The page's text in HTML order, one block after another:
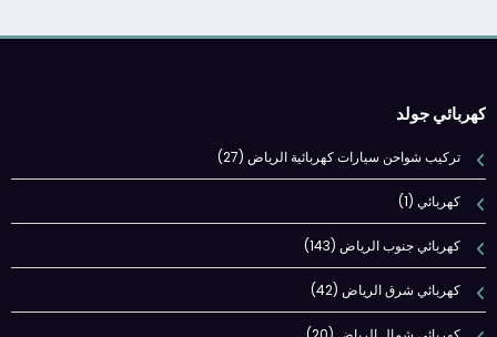
كهربائي جولد
تركيب شواحن سيارات كهربائية الرياض (27)
كهربائي (1)
كهربائي جنوب الرياض (143)
كهربائي شرق الرياض (42)